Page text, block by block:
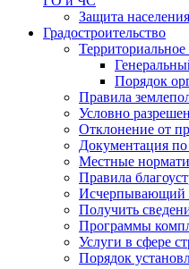
Защита
Градостроительство
Порядок
Правила
Условно
Отклонение от
Документация
Местные
Правила
Исчерпывающий
Получить
Программы
Услуги в сфере
Порядок